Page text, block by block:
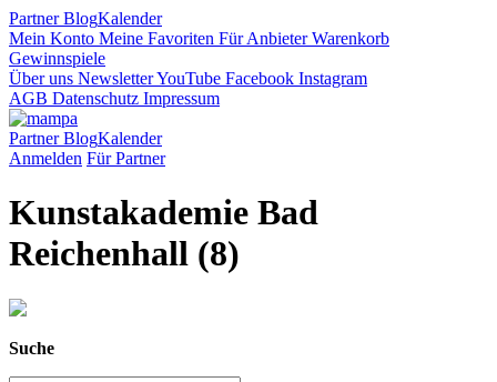
PartnerBlogKalender
Mein Konto Meine Favoriten Für AnbieterWarenkorb
Gewinnspiele
Über uns NewsletterYouTube Facebook Instagram
AGB Datenschutz Impressum
PartnerBlogKalender
Anmelden Für Partner
Kunstakademie Bad
Reichenhall (8)
Suche